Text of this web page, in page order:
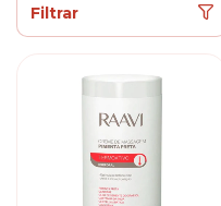
Filtrar